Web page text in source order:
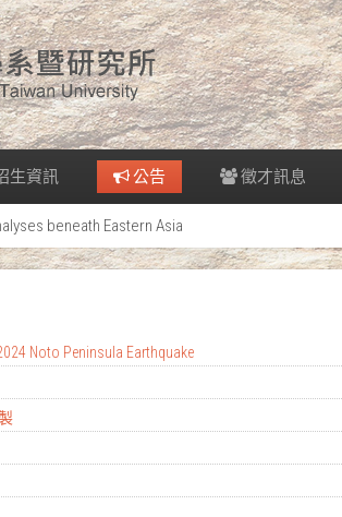
生資訊 公告 徵才訊息
beneath Eastern Asia
Noto Peninsula Earthquake